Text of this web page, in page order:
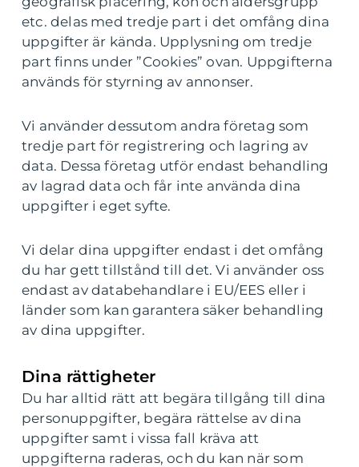
etc. delas med tredje part i det omfång dina
uppgifter är kända. Upplysning om tredje
part finns under ”Cookies” ovan. Uppgifterna
används för styrning av annonser.
Vi använder dessutom andra företag som
tredje part för registrering och lagring av
data. Dessa företag utför endast behandling
av lagrad data och får inte använda dina
uppgifter i eget syfte.
Vi delar dina uppgifter endast i det omfång
du har gett tillstånd till det. Vi använder oss
endast av databehandlare i EU/EES eller i
länder som kan garantera säker behandling
av dina uppgifter.
Dina rättigheter
Du har alltid rätt att begära tillgång till dina
personuppgifter, begära rättelse av dina
uppgifter samt i vissa fall kräva att
uppgifterna raderas, och du kan när som